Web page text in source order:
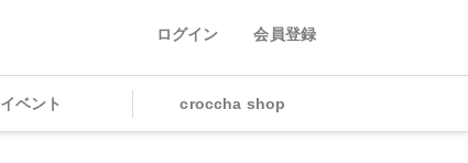
ログイン 会員登録
イベント croccha shop